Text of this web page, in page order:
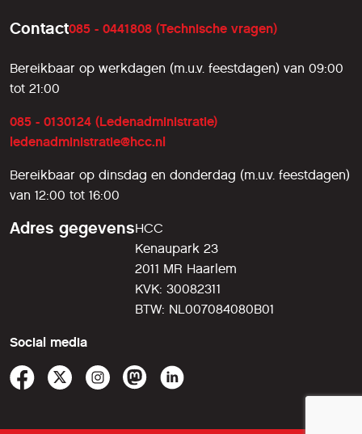
Contact085 - 0441808 (Technische vragen)
Bereikbaar op werkdagen (m.u.v. feestdagen) van 09:00
tot 21:00
085 - 0130124 (Ledenadministratie)
ledenadministratie@hcc.nl
Bereikbaar op dinsdag en donderdag (m.u.v. feestdagen)
van 12:00 tot 16:00
Adres gegevensHCC
Kenaupark 23
2011 MR Haarlem
KVK: 30082311
BTW: NL007084080B01
Social media